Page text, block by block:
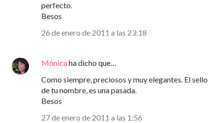
perfecto.
Besos
26 de enero de 2011 a las 23:18
Mónicaha dicho que…
Como siempre, preciosos y muy elegantes. El sello
de tu nombre, es una pasada.
Besos
27 de enero de 2011 a las 1:56